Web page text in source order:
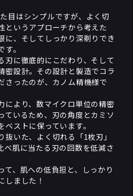
目はシンプルですが、よく切
というアプローチから考えた
に、そしてしっかり深剃りでき
。
刃に徹底的にこだわり、そして
密設計。その設計と製造でコラ
さったのが、カノム精機様で
により、数マイクロ単位の精密
ているため、刃の角度とカミソ
ベストに保っています。
抜いた、よく切れる「1枚刃」
べ肌に当たる刃の回数を低減さ
て、肌への低負担と、しっかり
しました！